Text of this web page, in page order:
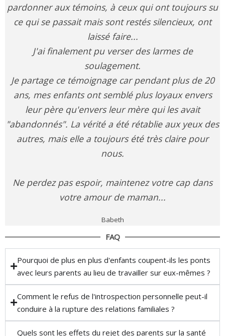
pardonner aux témoins, à ceux qui ont toujours su
ce qui se passait mais sont restés silencieux, ont
laissé faire...
J'ai finalement pu verser des larmes de
soulagement.
Je partage ce témoignage car pendant plus de 20
ans, mes enfants ont semblé plus loyaux envers
leur père qu'envers leur mère qui les avait
"abandonnés". La vérité a été rétablie aux yeux des
autres, mais elle a toujours été très claire pour
nous.
Ne perdez pas espoir, maintenez votre cap dans
votre amour de maman...
Babeth
FAQ
Pourquoi de plus en plus d'enfants coupent-ils les ponts
avec leurs parents au lieu de travailler sur eux-mêmes ?
Comment le refus de l'introspection personnelle peut-il
conduire à la rupture des relations familiales ?
Quels sont les effets du rejet des parents sur la santé